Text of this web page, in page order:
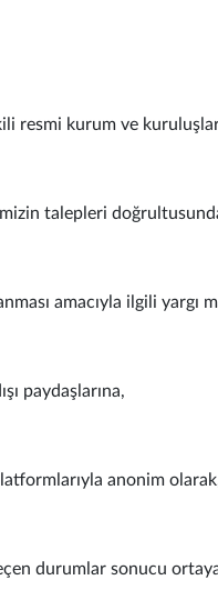
resmi kurum ve
talepleri
amacıyla ilgili yargı
paydaşlarına,
anonim
durumlar sonucu